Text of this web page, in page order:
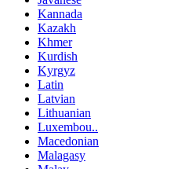
Kannada
Kazakh
Khmer
Kurdish
Kyrgyz
Latin
Latvian
Lithuanian
Luxembou..
Macedonian
Malagasy